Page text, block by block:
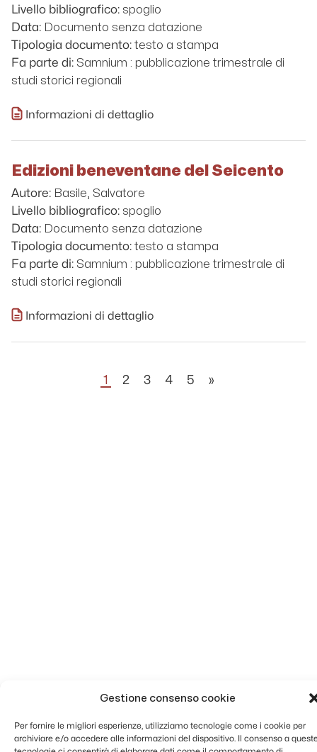
Gestione consenso cookie
Per fornire le migliori esperienze, utilizziamo tecnologie come i cookie per
archiviare e/o accedere alle informazioni del dispositivo. Il consenso a
Livello bibliografico: spoglio
Data: Documento senza datazione
Tipologia documento: testo a stampa
Fa parte di: Samnium : pubblicazione trimestrale di
studi storici regionali
Informazioni di dettaglio
Edizioni beneventane del Seicento
Autore: Basile, Salvatore
Livello bibliografico: spoglio
Data: Documento senza datazione
Tipologia documento: testo a stampa
Fa parte di: Samnium : pubblicazione trimestrale di
studi storici regionali
Informazioni di dettaglio
1 2 3 4 5 »